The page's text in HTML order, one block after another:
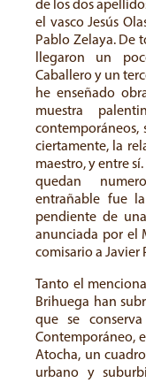
de los dos
el vasco Jesús
Pablo Zelaya. De
llegaron un
Caballero y un
he enseñado
muestra
contemporáneos,
ciertamente, la
maestro, y entre
quedan
entrañable fue
pendiente de
anunciada por el
comisario a Javier
Tanto el
Brihuega han
que se
Contemporáneo,
Atocha, un
urbano y